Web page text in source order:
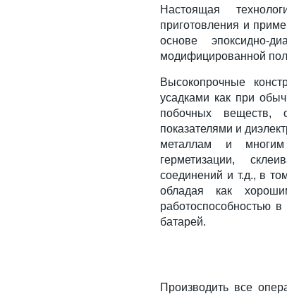
Настоящая
приготовления и
основе
модифицированной
Высокопрочные
усадками как при
побочных веществ,
показателями и
металлам и многим
герметизации,
соединений и т.д., в
обладая как
работоспособностью
батарей.
Производить все